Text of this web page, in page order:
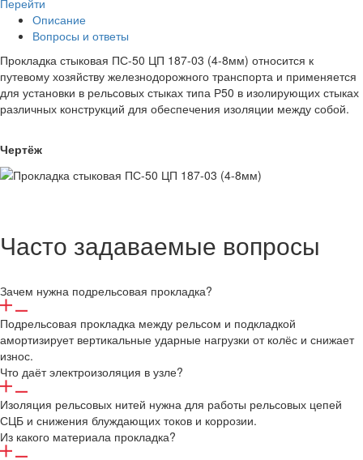
Описание
Вопросы и ответы
Прокладка стыковая ПС-50 ЦП 187-03 (4-8мм) относится к
путевому хозяйству железнодорожного транспорта и применяется
для установки в рельсовых стыках типа Р50 в изолирующих стыках
различных конструкций для обеспечения изоляции между собой.
Чертёж
Часто задаваемые вопросы
Зачем нужна подрельсовая прокладка?
Подрельсовая прокладка между рельсом и подкладкой
амортизирует вертикальные ударные нагрузки от колёс и снижает
износ.
Что даёт электроизоляция в узле?
Изоляция рельсовых нитей нужна для работы рельсовых цепей
СЦБ и снижения блуждающих токов и коррозии.
Из какого материала прокладка?